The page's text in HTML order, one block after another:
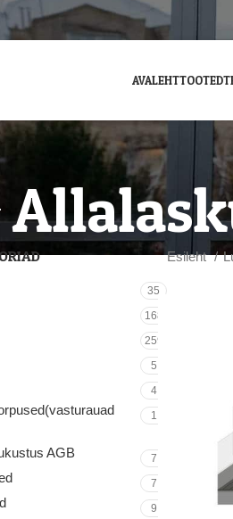
AVALEHTTOOTED
35
168
259
5
4
1
AGB 7
7
9
Esileht